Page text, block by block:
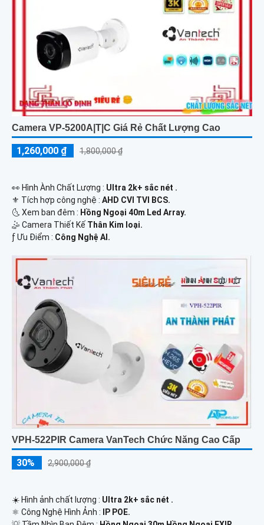
Camera VP-5200A|T|C Giá Rẻ Chất Lượng Cao
1,260,000 ₫ 1,800,000 ₫
️👀 Hình Ành Chất Lượng : Ultra 2k+ sắc nét .
⚜️ Tích hợp công nghệ : AHD CVI TVI BCS.
🌜 Xem ban đêm : Hồng Ngoại 40m Led Array.
🤹 Camera Thiết Kế Thân Kim loại.
️ƒ Ưu Điểm : Công Nghệ AI.
VPH-522PIR Camera VanTech Chức Năng Cao Cấp
30% 2,900,000 ₫
☀️ Hình ảnh chất lượng : Ultra 2k+ sắc nét .
⚛️ Công Nghệ Hình Ảnh : IP POE.